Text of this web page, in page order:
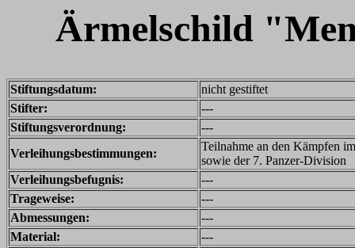
Ärmelschild
Stiftungsdatum:
nicht gestiftet
Stifter:
---
Stiftungsverordnung:
---
Verleihungsbestimmungen:
Teilnahme an den Kämpfen
sowie der 7. Panzer-Division
Verleihungsbefugnis:
---
Trageweise:
---
Abmessungen:
---
Material:
---